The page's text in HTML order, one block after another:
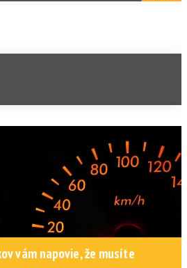
vám napovie, že musíte